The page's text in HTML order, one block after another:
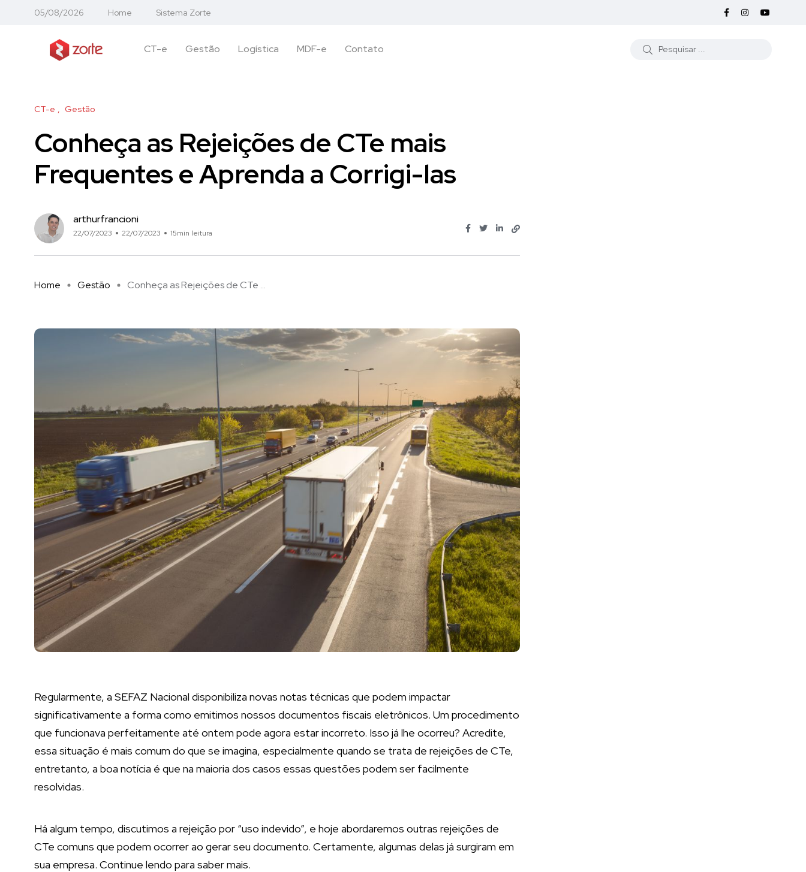
05/08/2026 Home Sistema Zorte
CT-e Gestão Logística MDF-e Contato
CT-e Gestão
Conheça as Rejeições de CTe mais
Frequentes e Aprenda a Corrigi-las
arthurfrancioni
22/07/2023 22/07/2023 15min leitura
Home Gestão Conheça as Rejeições de CTe ...
Regularmente, a SEFAZ Nacional disponibiliza novas notas técnicas que podem impactar
significativamente a forma como emitimos nossos documentos fiscais eletrônicos. Um procedimento
que funcionava perfeitamente até ontem pode agora estar incorreto. Isso já lhe ocorreu? Acredite,
essa situação é mais comum do que se imagina, especialmente quando se trata de rejeições de CTe,
entretanto, a boa notícia é que na maioria dos casos essas questões podem ser facilmente
resolvidas.
Há algum tempo, discutimos a rejeição por “uso indevido”, e hoje abordaremos outras rejeições de
CTe comuns que podem ocorrer ao gerar seu documento. Certamente, algumas delas já surgiram em
sua empresa. Continue lendo para saber mais.